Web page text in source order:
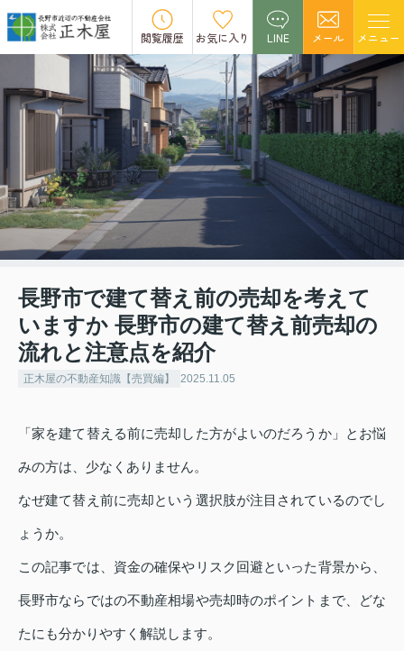
閲覧履歴 お気に入り LINE メール メニュー
長野市で建て替え前の売却を考えて
いますか 長野市の建て替え前売却の
流れと注意点を紹介
正木屋の不動産知識【売買編】 2025.11.05
「家を建て替える前に売却した方がよいのだろうか」とお悩
みの方は、少なくありません。
なぜ建て替え前に売却という選択肢が注目されているのでし
ょうか。
この記事では、資金の確保やリスク回避といった背景から、
長野市ならではの不動産相場や売却時のポイントまで、どな
たにも分かりやすく解説します。